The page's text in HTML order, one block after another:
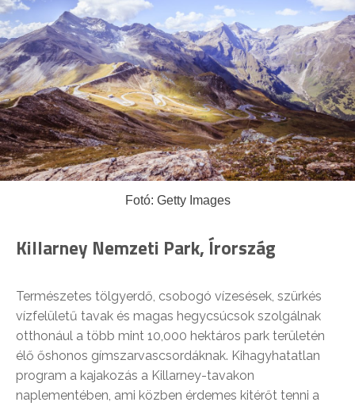
Fotó: Getty Images
Killarney Nemzeti Park, Írország
Természetes tölgyerdő, csobogó vízesések, szürkés
vízfelületű tavak és magas hegycsúcsok szolgálnak
otthonául a több mint 10,000 hektáros park területén
élő őshonos gímszarvascsordáknak. Kihagyhatatlan
program a kajakozás a Killarney-tavakon
naplementében, ami közben érdemes kitérőt tenni a